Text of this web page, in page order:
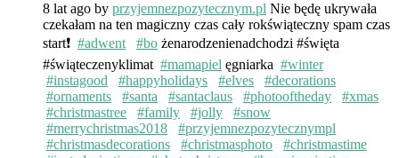
8 lat ago by przyjemnezpozytecznym.pl Nie będę ukrywała
czekałam na ten magiczny czas cały rokświąteczny spam czas
start❗️ #adwent #bo żenarodzenienadchodzi #święta
#świąteczenyklimat #mamapiel ęgniarka #winter
#instagood
#happyholidays #elves
#decorations
#ornaments
#santa #santaclaus #photooftheday
#xmas
#christmastree
#family #jolly
#snow
#merrychristmas2018
#przyjemnezpozytecznympl
#christmasdecorations
#christmasphoto
#christmastime